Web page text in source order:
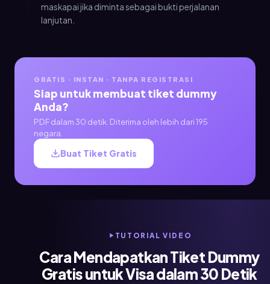
maskapai jika diminta sebagai bukti perjalanan
lanjutan.
GRATIS · INSTAN · TANPA REGISTRASI
Siap untuk membuat tiket dummy
Anda?
PDF dalam 30 detik. Diterima oleh lebih dari 195
negara.
Buat Tiket Gratis
TUTORIAL VIDEO
Cara Mendapatkan Tiket Dummy
Gratis untuk Visa dalam 30 Detik